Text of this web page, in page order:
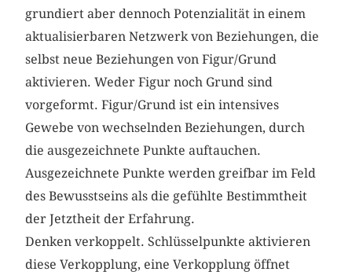
grundiert aber dennoch Potenzialität in einem
aktualisierbaren Netzwerk von Beziehungen, die
selbst neue Beziehungen von Figur/Grund
aktivieren. Weder Figur noch Grund sind
vorgeformt. Figur/Grund ist ein intensives
Gewebe von wechselnden Beziehungen, durch
die ausgezeichnete Punkte auftauchen.
Ausgezeichnete Punkte werden greifbar im Feld
des Bewusstseins als die gefühlte Bestimmtheit
der Jetztheit der Erfahrung.
Denken verkoppelt. Schlüsselpunkte aktivieren
diese Verkopplung, eine Verkopplung öffnet